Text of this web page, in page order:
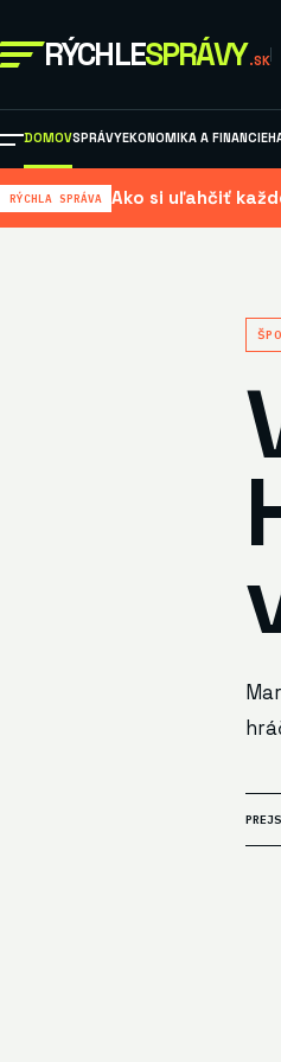
RÝCHLESPRÁVY .SK
DOMOVSPRÁVYEKONOMIKA A FINANCIE
RÝCHLA SPRÁVA Ako si uľahčiť